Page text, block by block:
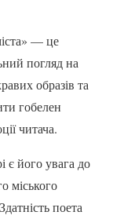
— це
погляд на
образів та
гобелен
читача.
є його увага до
міського
поета